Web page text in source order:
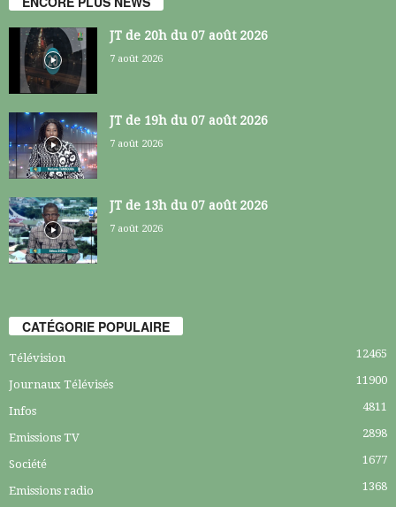
JT de 20h du 07 août 2026
7 août 2026
JT de 19h du 07 août 2026
7 août 2026
JT de 13h du 07 août 2026
7 août 2026
CATÉGORIE POPULAIRE
Télévision 12465
Journaux Télévisés 11900
Infos 4811
Emissions TV 2898
Société 1677
Emissions radio
1368